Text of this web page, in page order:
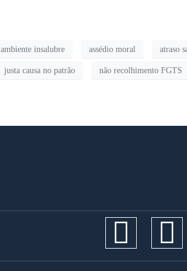
ambiente insalubre assédio moral atraso
justa causa no patrão não recolhimento FGTS